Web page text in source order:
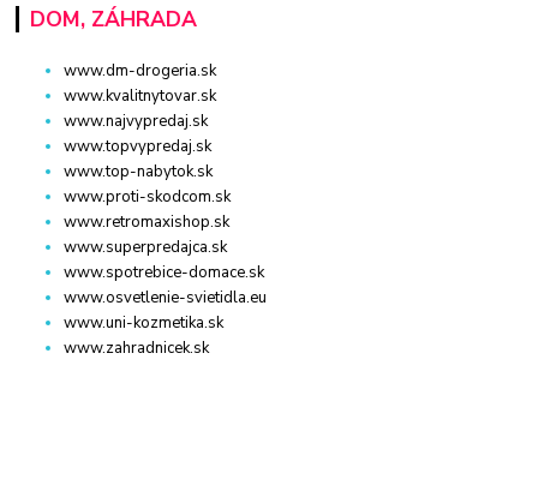
DOM, ZÁHRADA
www.dm-drogeria.sk
www.kvalitnytovar.sk
www.najvypredaj.sk
www.topvypredaj.sk
www.top-nabytok.sk
www.proti-skodcom.sk
www.retromaxishop.sk
www.superpredajca.sk
www.spotrebice-domace.sk
www.osvetlenie-svietidla.eu
www.uni-kozmetika.sk
www.zahradnicek.sk